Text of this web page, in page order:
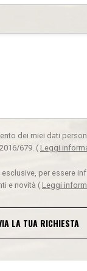
dei miei dati
679. ( Leggi
per essere
e novità ( Leggi
LA TUA RICHIESTA